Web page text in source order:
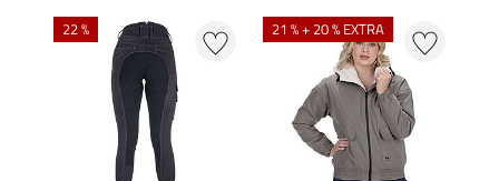
22 % 21 % + 20 % EXTRA